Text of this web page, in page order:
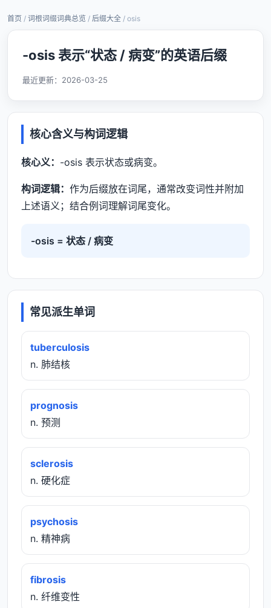
首页 / 词根词缀词典总览 / 后缀大全 / osis
-osis 表示“状态 / 病变”的英语后缀
最近更新： 2026-03-25
核心含义与构词逻辑
核心义： -osis 表示状态或病变。
构词逻辑： 作为后缀放在词尾，通常改变词性并附加
上述语义；结合例词理解词尾变化。
-osis = 状态 / 病变
常见派生单词
tuberculosis
n. 肺结核
prognosis
n. 预测
sclerosis
n. 硬化症
psychosis
n. 精神病
fibrosis
n. 纤维变性